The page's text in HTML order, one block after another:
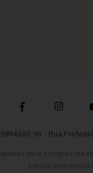
90 - Rua